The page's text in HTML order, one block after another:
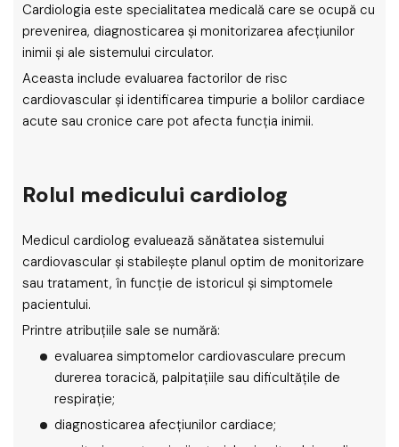
Cardiologia este specialitatea medicală care se ocupă cu
prevenirea, diagnosticarea și monitorizarea afecțiunilor
inimii și ale sistemului circulator.
Aceasta include evaluarea factorilor de risc
cardiovascular și identificarea timpurie a bolilor cardiace
acute sau cronice care pot afecta funcția inimii.
Rolul medicului cardiolog
Medicul cardiolog evaluează sănătatea sistemului
cardiovascular și stabilește planul optim de monitorizare
sau tratament, în funcție de istoricul și simptomele
pacientului.
Printre atribuțiile sale se numără:
evaluarea simptomelor cardiovasculare precum
durerea toracică, palpitațiile sau dificultățile de
respirație;
diagnosticarea afecțiunilor cardiace;